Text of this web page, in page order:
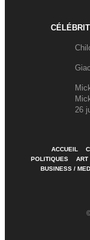
26
ACCUEIL
POLITIQUES
ART
BUSINESS /